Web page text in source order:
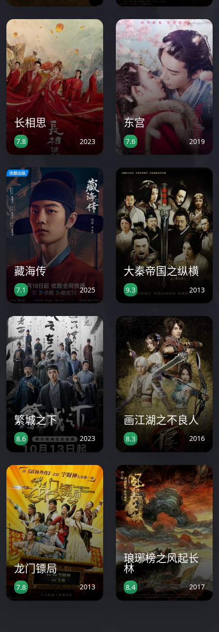
长相思
7.8 2023
东宫
7.6 2019
藏海传
7.1 2025
大秦帝国之纵横
9.3 2013
繁城之下
8.6 2023
画江湖之不良人
8.3 2016
龙门镖局
7.8 2013
琅琊榜之风起长
林
8.4 2017